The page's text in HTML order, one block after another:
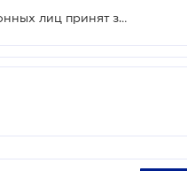
Закон о национализации банков подсанкционных лиц принят за основу